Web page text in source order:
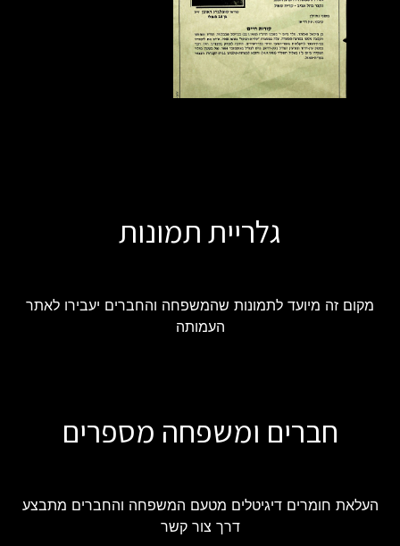
גלריית תמונות
מקום זה מיועד לתמונות שהמשפחה והחברים יעבירו לאתר
העמותה
חברים ומשפחה מספרים
העלאת חומרים דיגיטלים מטעם המשפחה והחברים מתבצע
דרך צור קשר